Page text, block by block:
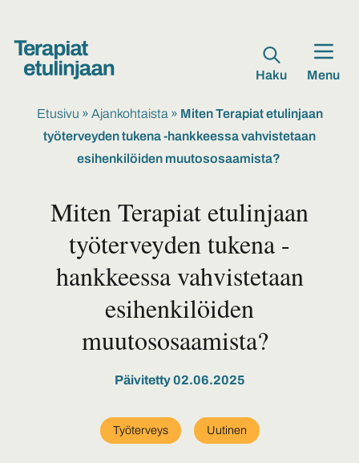
Haku Menu
Etusivu » Ajankohtaista » Miten Terapiat etulinjaan
työterveyden tukena -hankkeessa vahvistetaan
esihenkilöiden muutososaamista?
Miten Terapiat etulinjaan
työterveyden tukena -
hankkeessa vahvistetaan
esihenkilöiden
muutososaamista?
Päivitetty 02.06.2025
Työterveys Uutinen